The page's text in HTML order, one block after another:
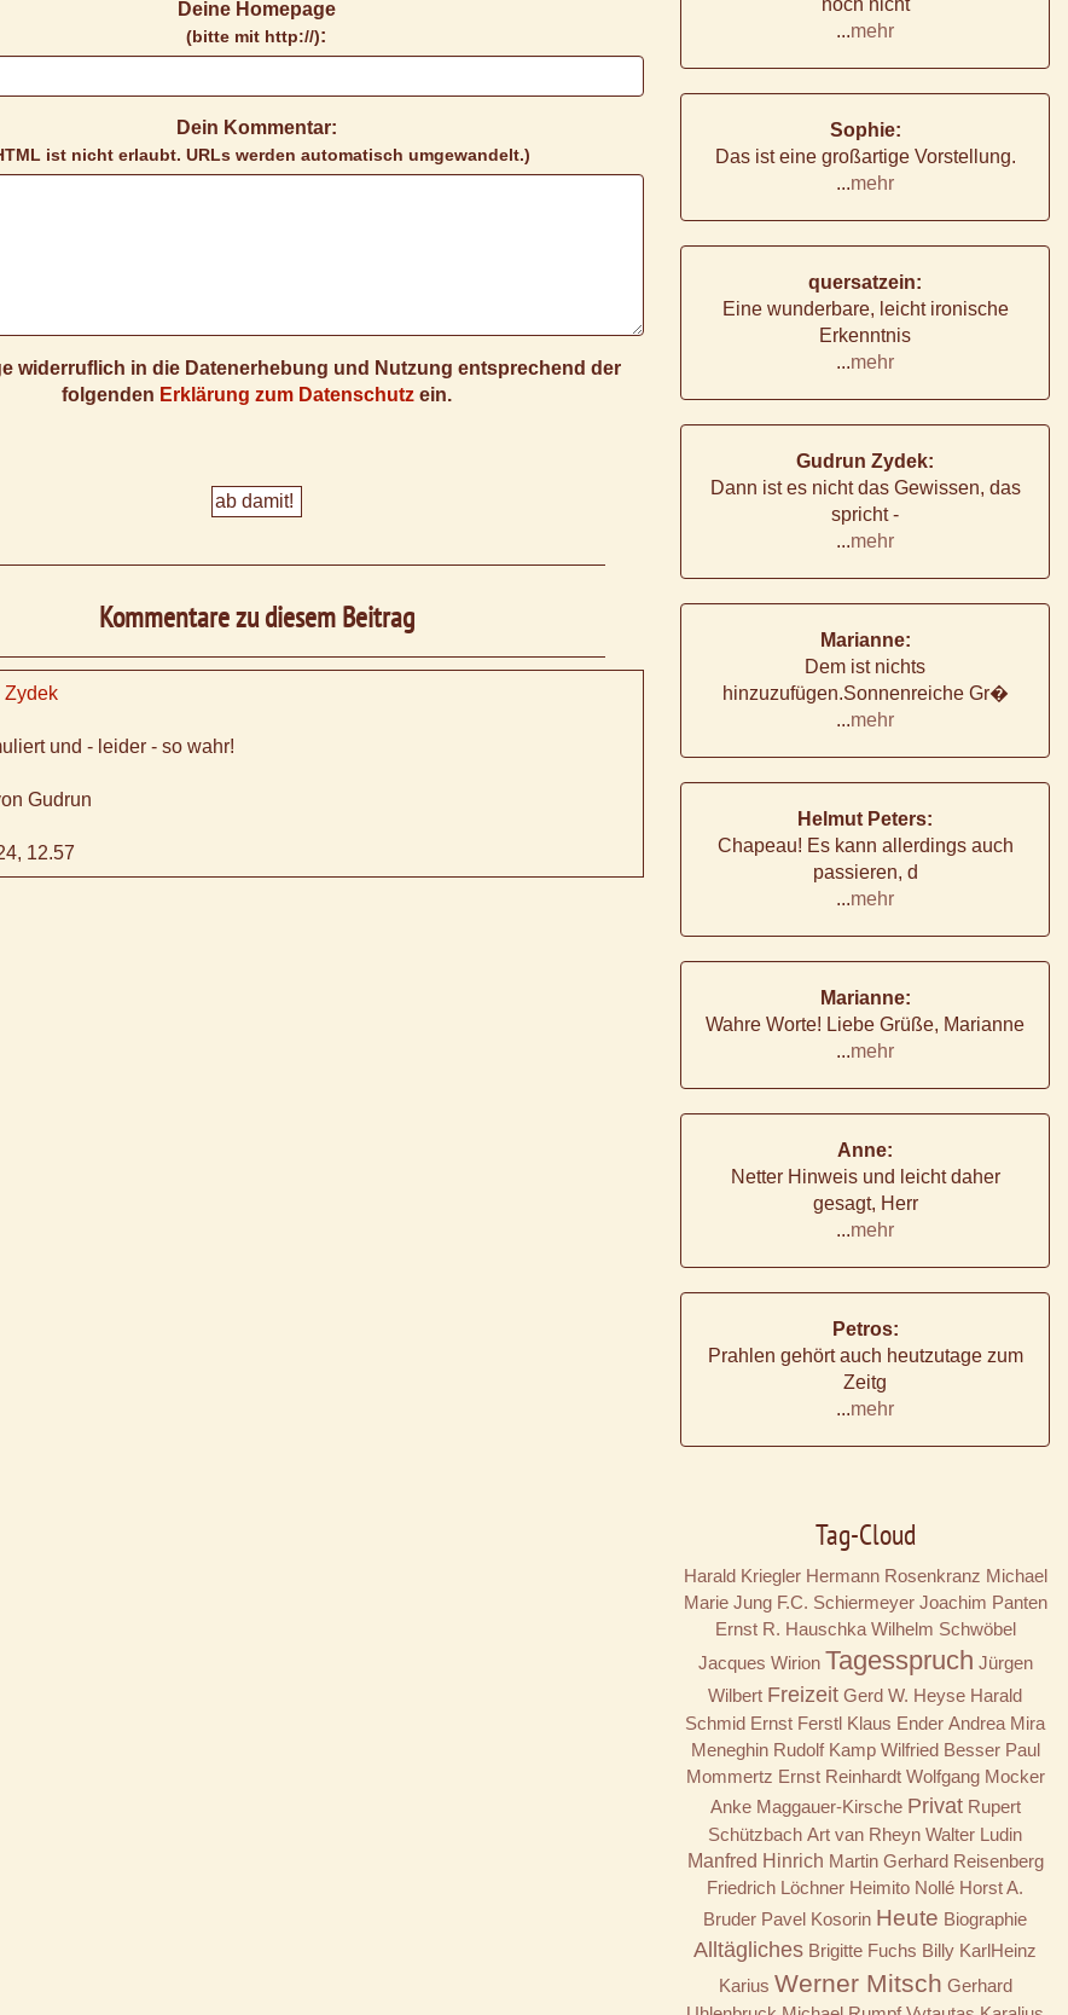
Deine Homepage
(bitte mit http://):
Dein Kommentar:
ist nicht erlaubt. URLs werden automatisch umgewandelt.)
widerruflich in die Datenerhebung und Nutzung entsprechend der
folgenden Erklärung zum Datenschutzein.
Kommentare zu diesem Beitrag
Zydek
und - leider - so wahr!
Gudrun
12.57
noch nicht
...mehr
Sophie:
Das ist eine großartige Vorstellung.
...mehr
quersatzein:
Eine wunderbare, leicht ironische
Erkenntnis
...mehr
Gudrun Zydek:
Dann ist es nicht das Gewissen, das
spricht -
...mehr
Marianne:
Dem ist nichts
hinzuzufügen.Sonnenreiche Gr�
...mehr
Helmut Peters:
Chapeau! Es kann allerdings auch
passieren, d
...mehr
Marianne:
Wahre Worte! Liebe Grüße, Marianne
...mehr
Anne:
Netter Hinweis und leicht daher
gesagt, Herr
...mehr
Petros:
Prahlen gehört auch heutzutage zum
Zeitg
...mehr
Tag-Cloud
Harald Kriegler Hermann Rosenkranz Michael
Marie Jung F.C. Schiermeyer Joachim Panten
Ernst R. Hauschka Wilhelm Schwöbel
Jacques Wirion Tagesspruch Jürgen
Wilbert Freizeit Gerd W. Heyse Harald
Schmid Ernst Ferstl Klaus Ender Andrea Mira
Meneghin Rudolf Kamp Wilfried Besser Paul
Mommertz Ernst Reinhardt Wolfgang Mocker
Anke Maggauer-Kirsche Privat Rupert
Schützbach Art van Rheyn Walter Ludin
Manfred Hinrich Martin Gerhard Reisenberg
Friedrich Löchner Heimito Nollé Horst A.
Bruder Pavel Kosorin Heute Biographie
Alltägliches Brigitte Fuchs Billy KarlHeinz
Karius Werner Mitsch Gerhard